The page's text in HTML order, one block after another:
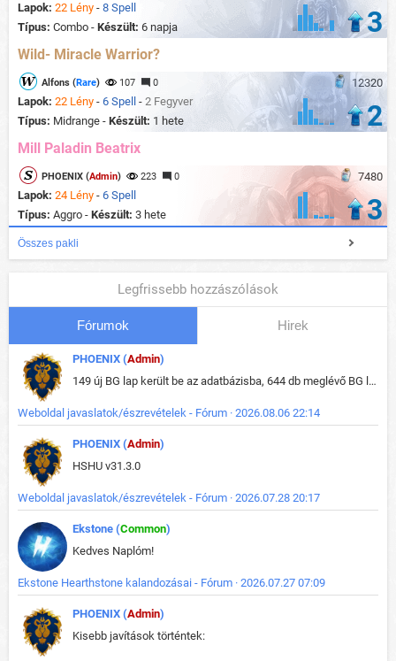
Lapok: 22 Lény - 8 Spell
Típus: Combo - Készült: 6 napja 3
Wild- Miracle Warrior?
12320
Alfons (Rare) 107 0
Lapok: 22 Lény - 6 Spell - 2 Fegyver
Típus: Midrange - Készült: 1 hete 2
Mill Paladin Beatrix
7480
PHOENIX (Admin) 223 0
Lapok: 24 Lény - 6 Spell
Típus: Aggro - Készült: 3 hete 3
Összes pakli
Legfrissebb hozzászólások
Fórumok Hirek
PHOENIX (Admin)
149 új BG lap került be az adatbázisba, 644 db meglévő BG lap módosult, bekerültek az új képek a megváltozott lapokhoz is.
Weboldal javaslatok/észrevételek - Fórum · 2026.08.06 22:14
PHOENIX (Admin)
HSHU v31.3.0
Weboldal javaslatok/észrevételek - Fórum · 2026.07.28 20:17
Ekstone (Common)
Kedves Naplóm!
Ekstone Hearthstone kalandozásai - Fórum · 2026.07.27 07:09
PHOENIX (Admin)
Kisebb javítások történtek: